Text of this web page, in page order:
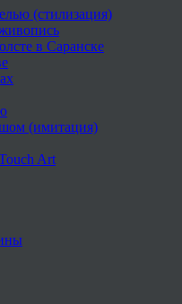
(стилизация)
в Саранске
(имитация)
Art